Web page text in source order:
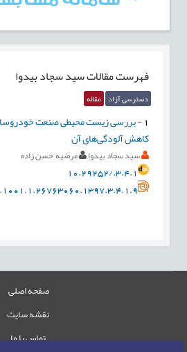
فهرست مقالاتسید سجاد بیدوا
دسترسی آزاد مقاله
-بررسی زیست محیطی صنعت
کاهش آلودگی‌های آن
سید سجاد بیدوا مرضیه حسن زاده
10.29252/.3.4.1
صفحه اصلی
نقشه سایت
تماس با ما